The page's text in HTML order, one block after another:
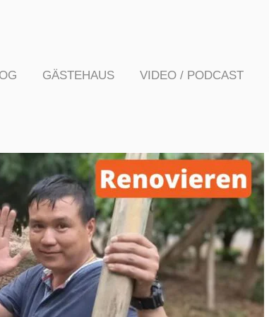
GÄSTEHAUS VIDEO / PODCAST